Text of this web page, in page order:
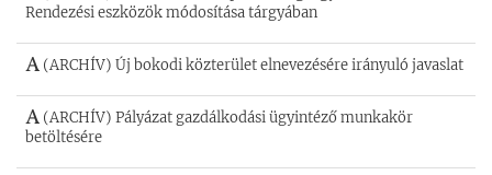
Rendezési eszközök módosítása tárgyában
(ARCHÍV) Új bokodi közterület elnevezésére irányuló javaslat
(ARCHÍV) Pályázat gazdálkodási ügyintéző munkakör
betöltésére